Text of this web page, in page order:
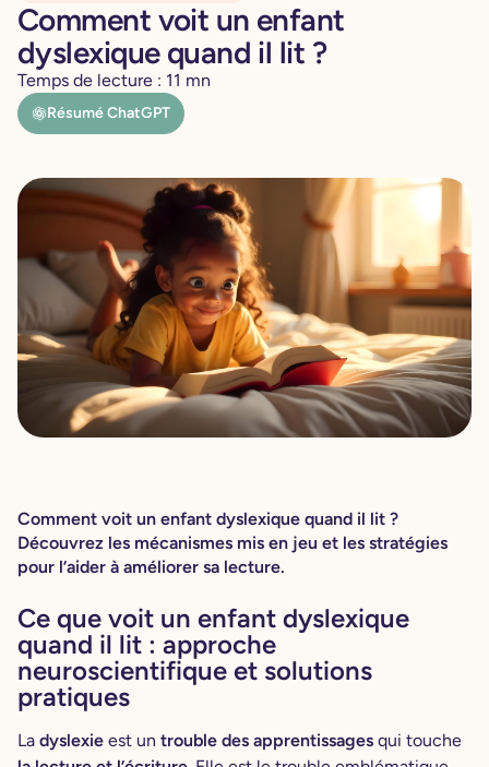
Comment voit un enfant
dyslexique quand il lit ?
Temps de lecture : 11 mn
Résumé ChatGPT
Comment voit un enfant dyslexique quand il lit ?
Découvrez les mécanismes mis en jeu et les stratégies
pour l’aider à améliorer sa lecture.
Ce que voit un enfant dyslexique
quand il lit : approche
neuroscientifique et solutions
pratiques
La dyslexie est un trouble des apprentissages qui touche